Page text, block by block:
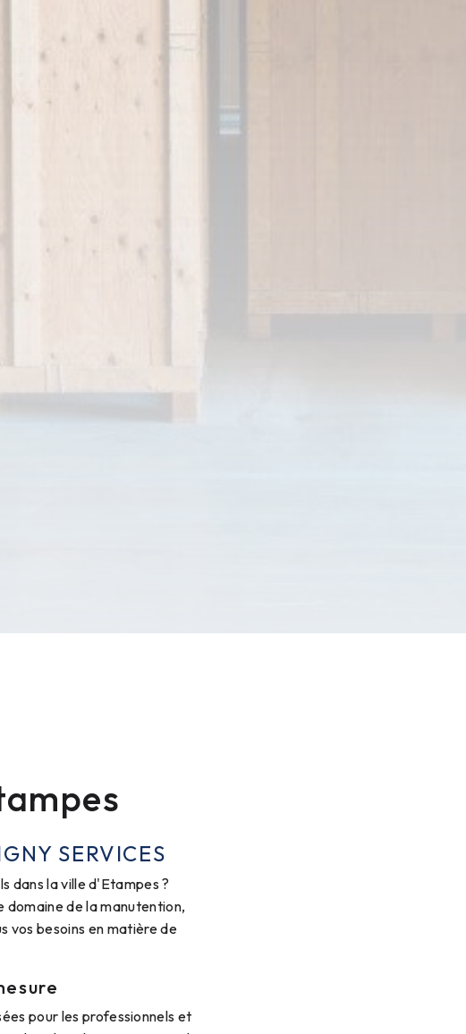
SERVICES
dans la ville d'Etampes ?
domaine de la manutention,
vos besoins en matière de
pour les professionnels et